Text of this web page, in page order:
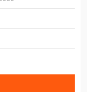
针
"）的组合可以实现
紧法兰和1